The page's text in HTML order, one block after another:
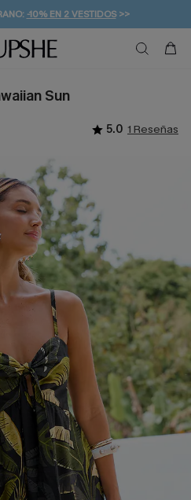
-10% EN 2 VESTIDOS>>
& GANAR -10% EXTRA!
A PARTIR DE 49 € >>
Sun
5.0 1 Reseñas